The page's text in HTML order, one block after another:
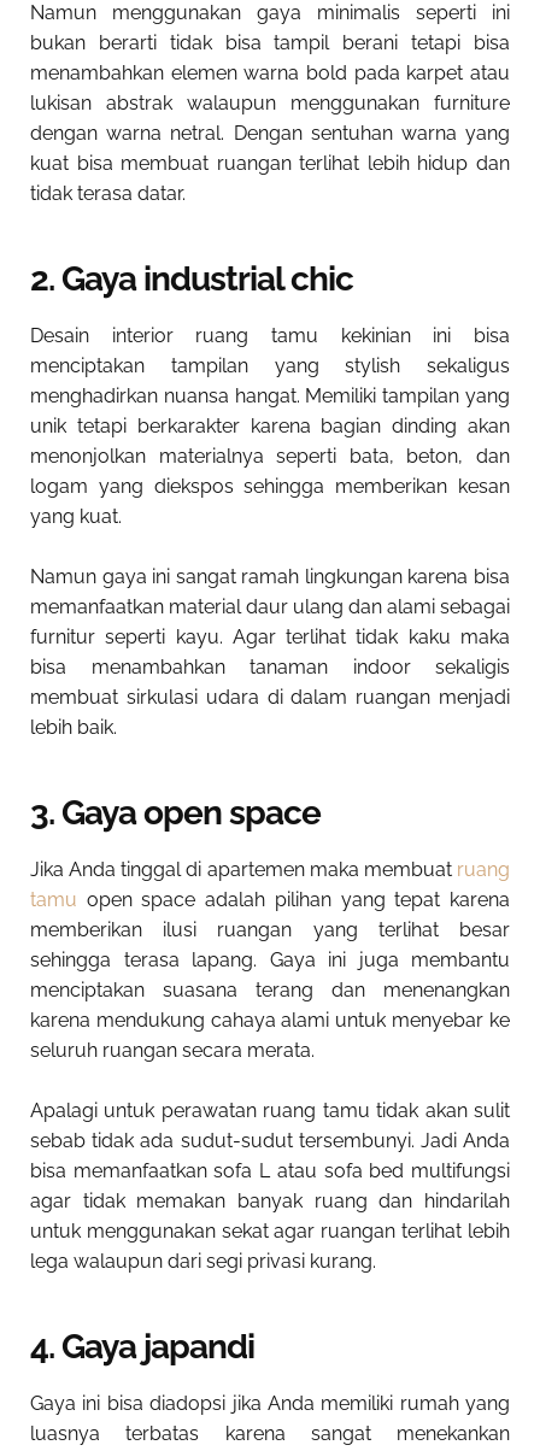
Namun menggunakan gaya minimalis seperti ini
bukan berarti tidak bisa tampil berani tetapi bisa
menambahkan elemen warna bold pada karpet atau
lukisan abstrak walaupun menggunakan furniture
dengan warna netral. Dengan sentuhan warna yang
kuat bisa membuat ruangan terlihat lebih hidup dan
tidak terasa datar.
2. Gaya industrial chic
Desain interior ruang tamu kekinian
ini bisa
menciptakan tampilan yang stylish sekaligus
menghadirkan nuansa hangat. Memiliki tampilan yang
unik tetapi berkarakter karena bagian dinding akan
menonjolkan materialnya seperti bata, beton, dan
logam yang diekspos sehingga memberikan kesan
yang kuat.
Namun gaya ini sangat ramah lingkungan karena bisa
memanfaatkan material daur ulang dan alami sebagai
furnitur seperti kayu. Agar terlihat tidak kaku maka
bisa menambahkan tanaman indoor sekaligis
membuat sirkulasi udara di dalam ruangan menjadi
lebih baik.
3. Gaya open space
Jika Anda tinggal di apartemen maka membuat ruang
tamu open space adalah pilihan yang tepat karena
memberikan ilusi ruangan yang terlihat besar
sehingga terasa lapang. Gaya ini juga membantu
menciptakan suasana terang dan menenangkan
karena mendukung cahaya alami untuk menyebar ke
seluruh ruangan secara merata.
Apalagi untuk perawatan ruang tamu tidak akan sulit
sebab tidak ada sudut-sudut tersembunyi. Jadi Anda
bisa memanfaatkan sofa L atau sofa bed multifungsi
agar tidak memakan banyak ruang dan hindarilah
untuk menggunakan sekat agar ruangan terlihat lebih
lega walaupun dari segi privasi kurang.
4. Gaya japandi
Gaya ini bisa diadopsi jika Anda memiliki rumah yang
luasnya terbatas karena sangat menekankan